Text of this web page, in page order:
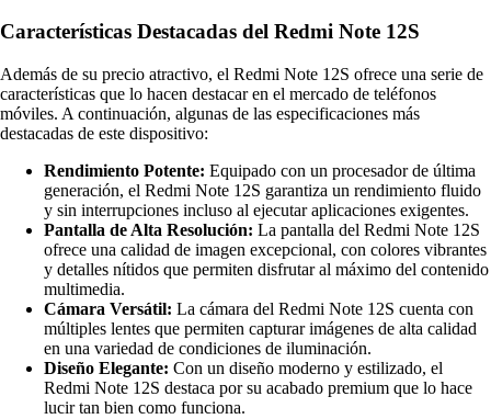
Características Destacadas del Redmi Note 12S
Además de su precio atractivo, el Redmi Note 12S ofrece una serie de
características que lo hacen destacar en el mercado de teléfonos
móviles. A continuación, algunas de las especificaciones más
destacadas de este dispositivo:
Rendimiento Potente: Equipado con un procesador de última
generación, el Redmi Note 12S garantiza un rendimiento fluido
y sin interrupciones incluso al ejecutar aplicaciones exigentes.
Pantalla de Alta Resolución: La pantalla del Redmi Note 12S
ofrece una calidad de imagen excepcional, con colores vibrantes
y detalles nítidos que permiten disfrutar al máximo del contenido
multimedia.
Cámara Versátil: La cámara del Redmi Note 12S cuenta con
múltiples lentes que permiten capturar imágenes de alta calidad
en una variedad de condiciones de iluminación.
Diseño Elegante: Con un diseño moderno y estilizado, el
Redmi Note 12S destaca por su acabado premium que lo hace
lucir tan bien como funciona.